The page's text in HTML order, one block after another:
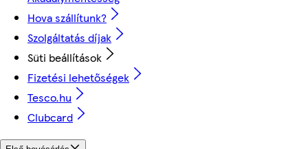
Hova szállítunk?
Szolgáltatás díjak
Süti beállítások
Fizetési lehetőségek
Tesco.hu
Clubcard